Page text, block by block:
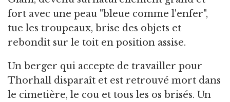
fort avec une peau "bleue comme l'enfer",
tue les troupeaux, brise des objets et
rebondit sur le toit en position assise.
Un berger qui accepte de travailler pour
Thorhall disparaît et est retrouvé mort dans
le cimetière, le cou et tous les os brisés. Un